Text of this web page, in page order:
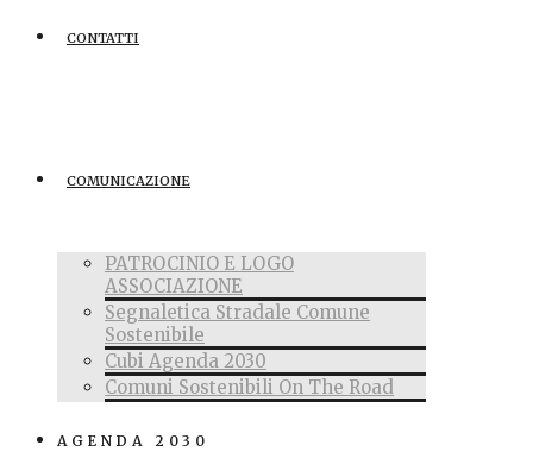
CONTATTI
COMUNICAZIONE
PATROCINIO E LOGO
ASSOCIAZIONE
Segnaletica Stradale Comune
Sostenibile
Cubi Agenda 2030
Comuni Sostenibili On The Road
AGENDA 2030